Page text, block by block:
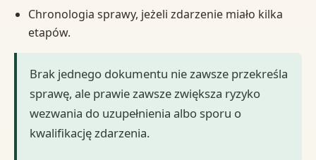
Chronologia sprawy, jeżeli zdarzenie miało kilka
etapów.
Brak jednego dokumentu nie zawsze przekreśla
sprawę, ale prawie zawsze zwiększa ryzyko
wezwania do uzupełnienia albo sporu o
kwalifikację zdarzenia.